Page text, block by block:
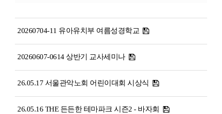
20260704-11 유아유치부 여름성경학교
20260607-0614 상반기 교사세미나
26.05.17 서울관악노회 어린이대회 시상식
26.05.16 THE 든든한 테마파크 시즌2 - 바자회